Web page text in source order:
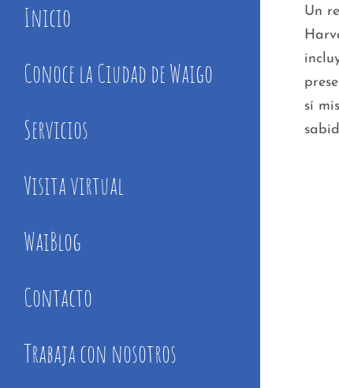
Inicio
Conoce la Ciudad de Waigo
Servicios
Visita virtual
WaiBlog
Contacto
Trabaja con nosotros
Un
sí